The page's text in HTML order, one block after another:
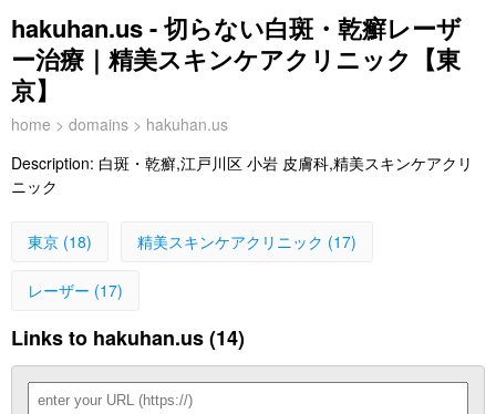
hakuhan.us - 切らない白斑・乾癬レーザ
ー治療｜精美スキンケアクリニック【東
京】
home > domains > hakuhan.us
Description: 白斑・乾癬,江戸川区 小岩 皮膚科,精美スキンケアクリ
ニック
東京 (18) 精美スキンケアクリニック (17)
レーザー (17)
Links to hakuhan.us (14)